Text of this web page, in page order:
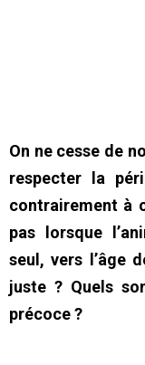
On ne cesse de
respecter la
contrairement à
pas lorsque
seul, vers l’âge
juste ? Quels
précoce ?